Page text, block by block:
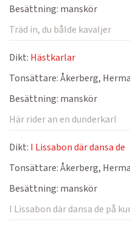
Besättning: manskör
Träd in, du bålde kavaljer
Dikt: Hästkarlar
Tonsättare:Åkerberg,
Besättning: manskör
Här rider an en dunderkarl
Dikt: I Lissabon där dansa de
Tonsättare:Åkerberg,
Besättning: manskör
I Lissabon där dansa de på